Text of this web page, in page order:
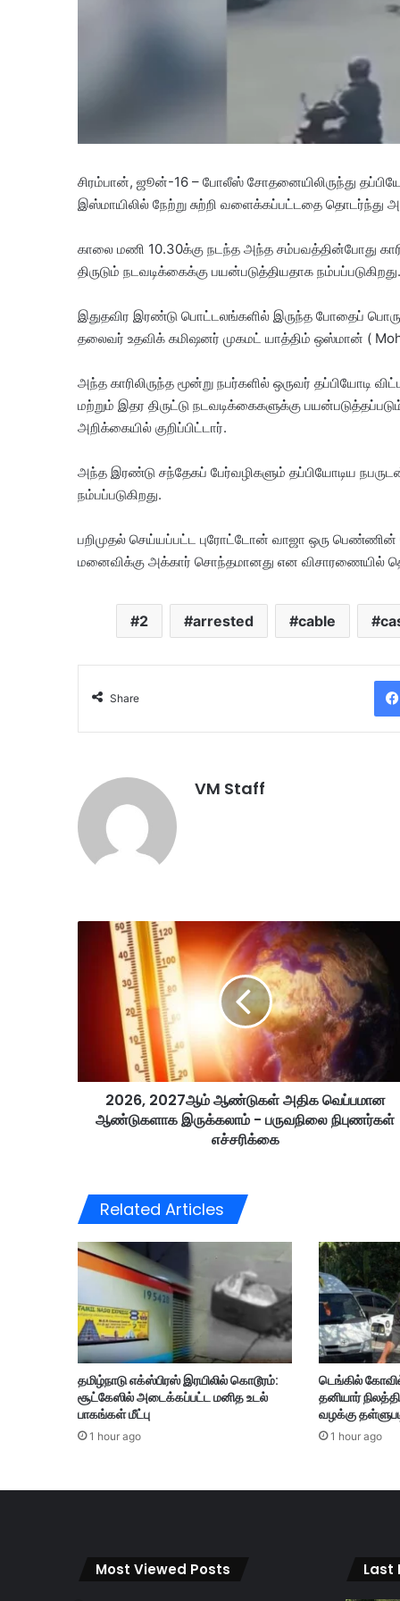
சிரம்பான், ஜூன்-16 – போலீஸ் சோதனையிலிருந்து
இஸ்மாயிலில் நேற்று சுற்றி வளைக்கப்பட்டதை
காலை மணி 10.30க்கு நடந்த அந்த சம்பவத்தின்போது
திருடும் நடவடிக்கைக்கு பயன்படுத்தியதாக நம்பப்படுகிறது.
இதுதவிர இரண்டு பொட்டலங்களில் இருந்த போதைப்
தலைவர் உதவிக் கமிஷனர் முகமட் யாத்திம் ஒஸ்மான் (
அந்த காரிலிருந்த மூன்று நபர்களில் ஒருவர்
மற்றும் இதர திருட்டு நடவடிக்கைகளுக்கு
அறிக்கையில் குறிப்பிட்டார்.
அந்த இரண்டு சந்தேகப் பேர்வழிகளும் தப்பியோடிய
நம்பப்படுகிறது.
பறிமுதல் செய்யப்பட்ட புரோட்டோன் வாஜா ஒரு பெண்ணின்
மனைவிக்கு அக்கார் சொந்தமானது என விசாரணையில்
2 arrested cable
Share
VM Staff
7
ள்
தி
க
ப்
ப
மா
ன
ஆ
ண்
டு
க
இ
2026, 2027ஆம் ஆண்டுகள் அதிக வெப்பமான
ஆண்டுகளாக இருக்கலாம் - பருவநிலை நிபுணர்கள்
எச்சரிக்கை
Related Articles
தமிழ்நாடு எக்ஸ்பிரஸ் இரயிலில் கொடூரம்:
சூட்கேஸில் அடைக்கப்பட்ட மனித உடல்
பாகங்கள் மீட்பு
1 hour ago
டெங்கில்
தனியார்
வழக்கு
1 hour ago
Most Viewed Posts Last